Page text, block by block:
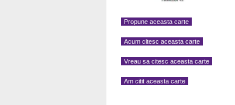
Propune aceasta carte
Acum citesc aceasta carte
Vreau sa citesc aceasta carte
Am citit aceasta carte